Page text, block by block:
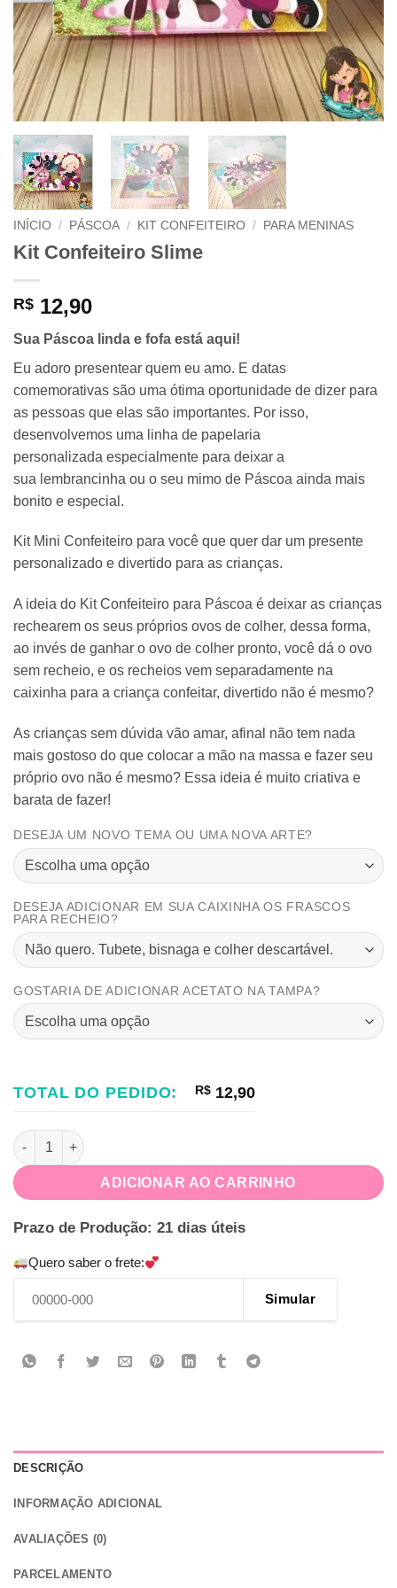
INÍCIO / PÁSCOA / KIT CONFEITEIRO / PARA MENINAS
Kit Confeiteiro Slime
R$ 12,90
Sua Páscoa linda e fofa está aqui!
Eu adoro presentear quem eu amo. E datas
comemorativas são uma ótima oportunidade de dizer para
as pessoas que elas são importantes. Por isso,
desenvolvemos uma linha de papelaria
personalizada especialmente para deixar a
sua lembrancinha ou o seu mimo de Páscoa ainda mais
bonito e especial.
Kit Mini Confeiteiro para você que quer dar um presente
personalizado e divertido para as crianças.
A ideia do Kit Confeiteiro para Páscoa é deixar as crianças
rechearem os seus próprios ovos de colher, dessa forma,
ao invés de ganhar o ovo de colher pronto, você dá o ovo
sem recheio, e os recheios vem separadamente na
caixinha para a criança confeitar, divertido não é mesmo?
As crianças sem dúvida vão amar, afinal não tem nada
mais gostoso do que colocar a mão na massa e fazer seu
próprio ovo não é mesmo? Essa ideia é muito criativa e
barata de fazer!
DESEJA UM NOVO TEMA OU UMA NOVA ARTE?
DESEJA ADICIONAR EM SUA CAIXINHA OS FRASCOS
PARA RECHEIO?
GOSTARIA DE ADICIONAR ACETATO NA TAMPA?
TOTAL DO PEDIDO: R$ 12,90
Kit Confeiteiro Slime quantidade
ADICIONAR AO CARRINHO
Prazo de Produção: 21 dias úteis
Quero saber o frete:
Simular
DESCRIÇÃO
INFORMAÇÃO ADICIONAL
AVALIAÇÕES (0)
PARCELAMENTO